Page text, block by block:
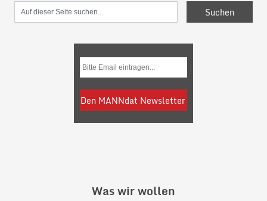
Was wir wollen